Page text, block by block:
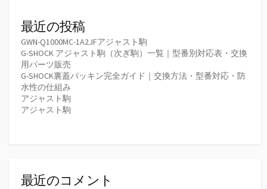
最近の投稿
GWN-Q1000MC-1A2JFアジャスト駒
G-SHOCK アジャスト駒（次ぎ駒）一覧｜型番別対応表・交換
用パーツ販売
G-SHOCK裏蓋パッキン完全ガイド｜交換方法・型番対応・防
水性の仕組み
アジャスト駒
アジャスト駒
最近のコメント